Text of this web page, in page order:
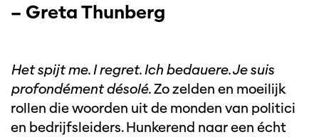
– Greta Thunberg
Het spijt me. I regret. Ich bedauere. Je suis
profondément désolé.Zo zelden en moeilijk
rollen die woorden uit de monden van politici
en bedrijfsleiders. Hunkerend naar een écht